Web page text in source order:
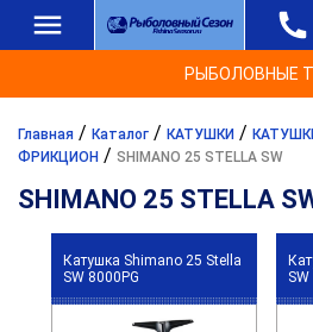
РЫБОЛОВНЫЕ
Главная / Каталог / КАТУШКИ /
ФРИКЦИОН / SHIMANO 25 STELLA SW
SHIMANO 25 STELLA
Катушка Shimano 25 Stella
SW 8000PG